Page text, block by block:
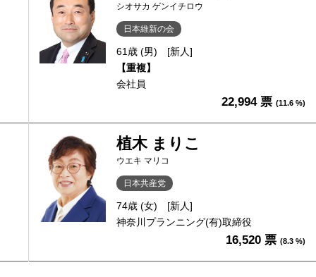
シオサカ ゲンイチロウ
日本維新の会
61歳 (男)
[新人]
【重複】
会社員
22,994 票 (11.6 %)
植木 まりこ
ウエキ マリコ
日本共産党
74歳 (女)
[新人]
神奈川プランニング(有)取締役
16,520 票 (8.3 %)